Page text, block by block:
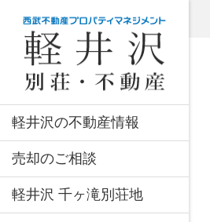
軽井沢の不動産情報
売却のご相談
軽井沢 千ヶ滝別荘地